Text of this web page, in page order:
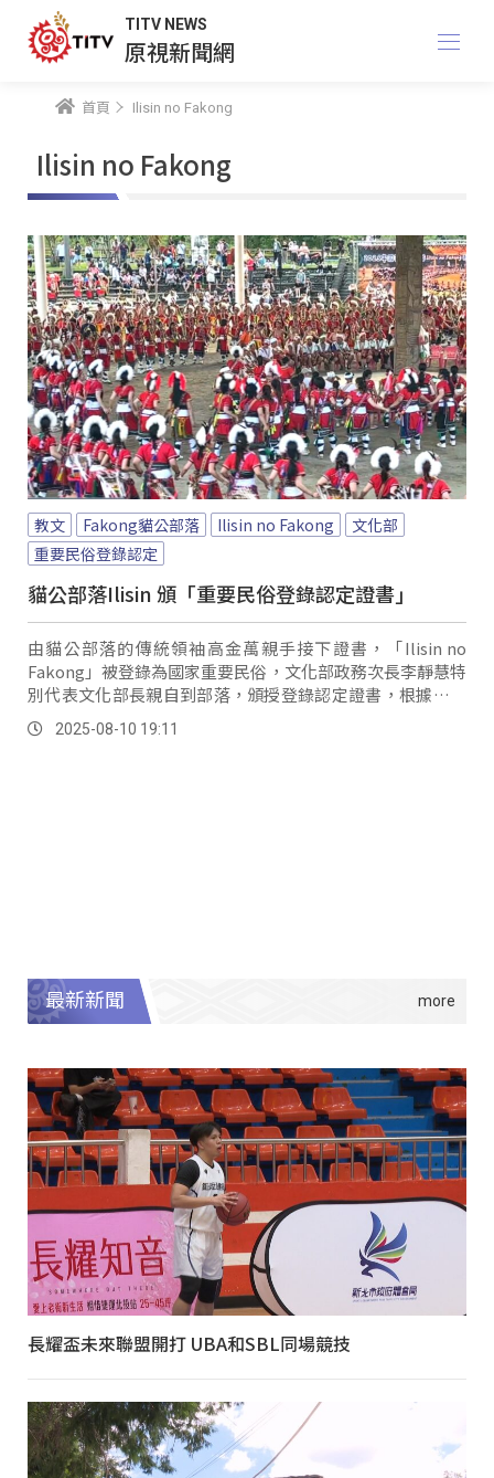
TITV NEWS
原視新聞網
首頁 Ilisin no Fakong
Ilisin no Fakong
教文 Fakong貓公部落 Ilisin no Fakong
文化部
重要民俗登錄認定
貓公部落Ilisin 頒「重要民俗登錄認定證書」
由貓公部落的傳統領袖高金萬親手接下證書，「Ilisin no
Fakong」被登錄為國家重要民俗，文化部政務次長李靜慧特
別代表文化部長親自到部落，頒授登錄認定證書，根據文化
部的認定，「Ilisin no...。
2025-08-10 19:11
最新新聞
長耀盃未來聯盟開打 UBA和SBL同場競技